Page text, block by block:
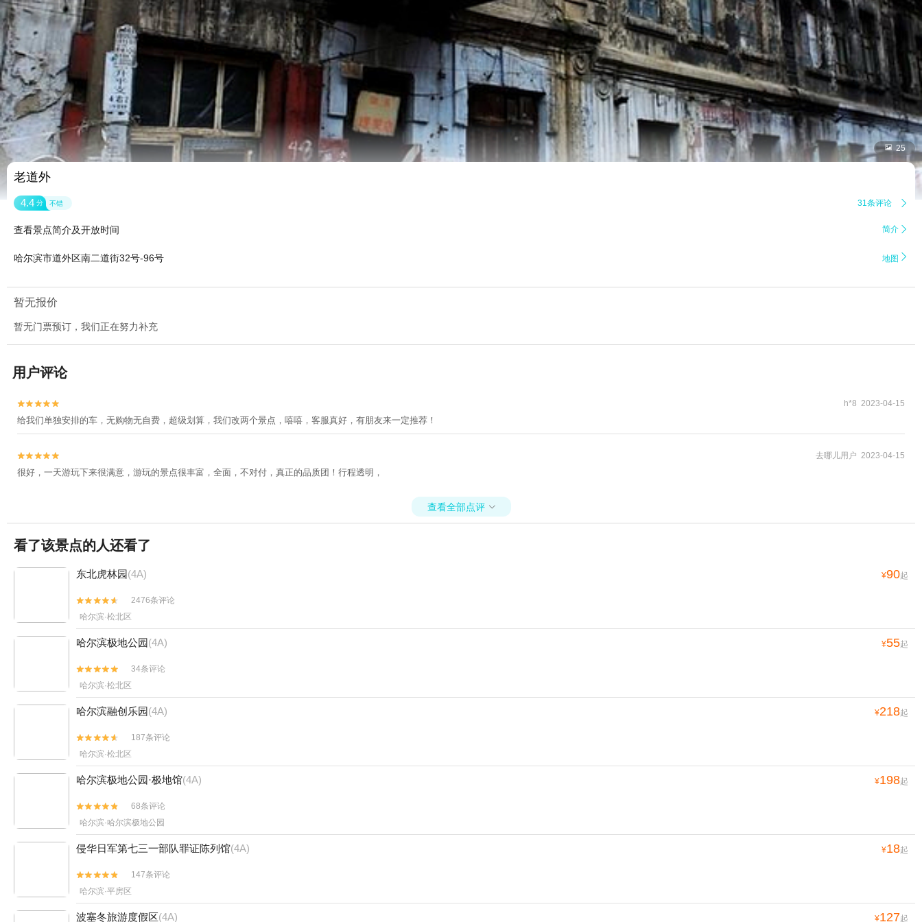
 25
老道外
4.4 分 不错 31条评论 
查看景点简介及开放时间 简介 
哈尔滨市道外区南二道街32号-96号 地图 
暂无报价
暂无门票预订，我们正在努力补充
用户评论

 h*8 2023-04-15
给我们单独安排的车，无购物无自费，超级划算，我们改两个景点，嘻嘻，客服真好，有朋友来一定推荐！

 去哪儿用户 2023-04-15
很好，一天游玩下来很满意，游玩的景点很丰富，全面，不对付，真正的品质团！行程透明，
查看全部点评 
看了该景点的人还看了
东北虎林园(4A) ¥90起


2476条评论
哈尔滨·松北区
哈尔滨极地公园(4A) ¥55起


34条评论
哈尔滨·松北区
哈尔滨融创乐园(4A) ¥218起


187条评论
哈尔滨·松北区
哈尔滨极地公园·极地馆(4A) ¥198起


68条评论
哈尔滨·哈尔滨极地公园
侵华日军第七三一部队罪证陈列馆(4A) ¥18起


147条评论
哈尔滨·平房区
波塞冬旅游度假区(4A) ¥127起